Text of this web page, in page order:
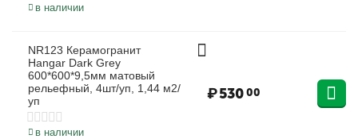
в наличии
NR123 Керамогранит
Hangar Dark Grey
600*600*9,5мм матовый
рельефный, 4шт/уп, 1,44 м2/
уп
в наличии
₽53000